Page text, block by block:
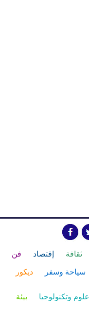
ثقافة إقتصاد فن
سياحة وسفر ديكور
علوم وتكنولوجيا بيئة